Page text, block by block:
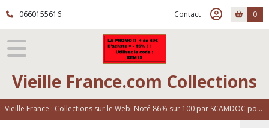
0660155616 Contact 0
Vieille France.com Collections
Vieille France : Collections sur le Web. Noté 86% sur 100 par SCAMDOC pour notre fiabilité